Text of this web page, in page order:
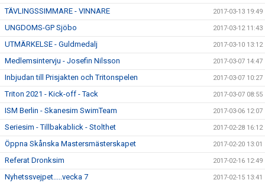
TÄVLINGSSIMMARE - VINNARE 2017-03-13 19:49
UNGDOMS-GP Sjöbo 2017-03-12 11:43
UTMÄRKELSE - Guldmedalj 2017-03-10 13:12
Medlemsintervju - Josefin Nilsson 2017-03-07 14:47
Inbjudan till Prisjakten och Tritonspelen 2017-03-07 10:27
Triton 2021 - Kick-off - Tack 2017-03-07 08:55
ISM Berlin - Skanesim SwimTeam 2017-03-06 12:07
Seriesim - Tillbakablick - Stolthet 2017-02-28 16:12
Öppna Skånska Mastersmästerskapet 2017-02-20 13:01
Referat Dronksim 2017-02-16 12:49
Nyhetssvejpet.....vecka 7 2017-02-15 13:41